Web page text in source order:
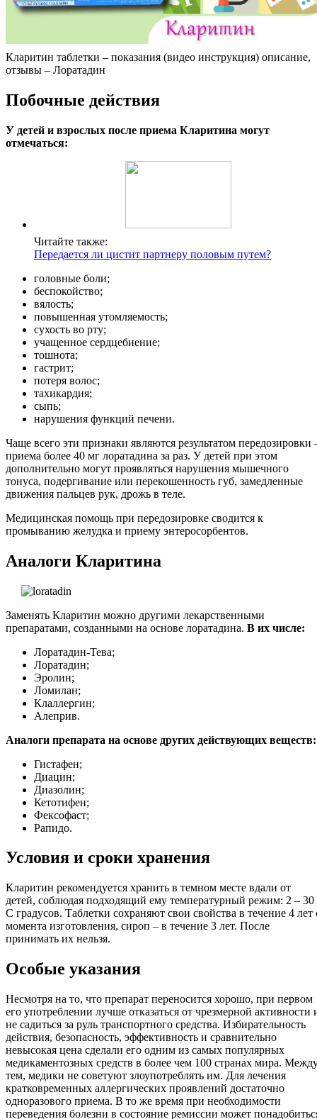
Кларитин таблетки – показания (видео инструкция) описание,
отзывы – Лоратадин
Побочные действия
У детей и взрослых после приема Кларитина могут
отмечаться:
Читайте также:
Передается ли цистит партнеру половым путем?
головные боли;
беспокойство;
вялость;
повышенная утомляемость;
сухость во рту;
учащенное сердцебиение;
тошнота;
гастрит;
потеря волос;
тахикардия;
сыпь;
нарушения функций печени.
Чаще всего эти признаки являются результатом передозировки
приема более 40 мг лоратадина за раз. У детей при этом
дополнительно могут проявляться нарушения мышечного
тонуса, подергивание или перекошенность губ, замедленные
движения пальцев рук, дрожь в теле.
Медицинская помощь при передозировке сводится к
промыванию желудка и приему энтеросорбентов.
Аналоги Кларитина
Заменять Кларитин можно другими лекарственными
препаратами, созданными на основе лоратадина. В их числе:
Лоратадин-Тева;
Лоратадин;
Эролин;
Ломилан;
Клаллергин;
Алеприв.
Аналоги препарата на основе других действующих веществ:
Гистафен;
Диацин;
Диазолин;
Кетотифен;
Фексофаст;
Рапидо.
Условия и сроки хранения
Кларитин рекомендуется хранить в темном месте вдали от
детей, соблюдая подходящий ему температурный режим: 2 – 30
С градусов. Таблетки сохраняют свои свойства в течение 4 лет
момента изготовления, сироп – в течение 3 лет. После
принимать их нельзя.
Особые указания
Несмотря на то, что препарат переносится хорошо, при первом
его употреблении лучше отказаться от чрезмерной активности
не садиться за руль транспортного средства. Избирательность
действия, безопасность, эффективность и сравнительно
невысокая цена сделали его одним из самых популярных
медикаментозных средств в более чем 100 странах мира.
тем, медики не советуют злоупотреблять им. Для лечения
кратковременных аллергических проявлений достаточно
одноразового приема. В то же время при необходимости
переведения болезни в состояние ремиссии может